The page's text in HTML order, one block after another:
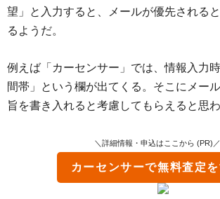
望」と入力すると、メールが優先される
るようだ。
例えば「カーセンサー」では、情報入力
間帯」という欄が出てくる。そこにメー
旨を書き入れると考慮してもらえると思わ
＼詳細情報・申込はここから (PR)／
カーセンサーで無料査定